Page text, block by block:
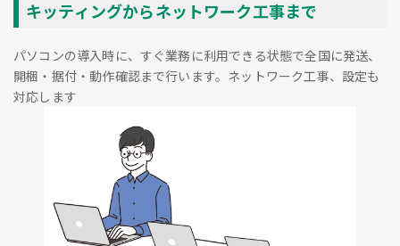
キッティングからネットワーク工事まで
パソコンの導入時に、すぐ業務に利用できる状態で全国に発送、
開梱・据付・動作確認まで行います。ネットワーク工事、設定も
対応します